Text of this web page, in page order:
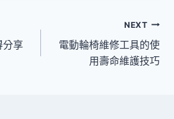
分享
NEXT
電動輪椅維修工具的使
用壽命維護技巧